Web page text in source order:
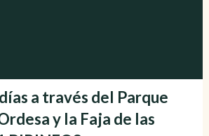
a través del Parque
y la Faja de las